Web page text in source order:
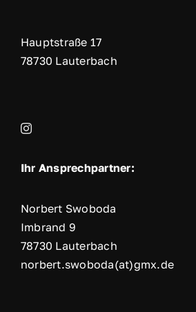
Hauptstraße 17
78730 Lauterbach
Ihr Ansprechpartner:
Norbert Swoboda
Imbrand 9
78730 Lauterbach
norbert.swoboda(at)gmx.de